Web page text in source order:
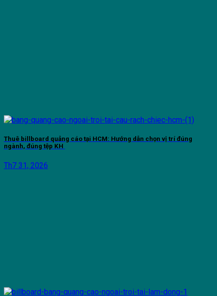
Thuê billboard quảng cáo tại HCM: Hướng dẫn chọn vị trí đúng
ngành, đúng tệp KH
Th7 31, 2026